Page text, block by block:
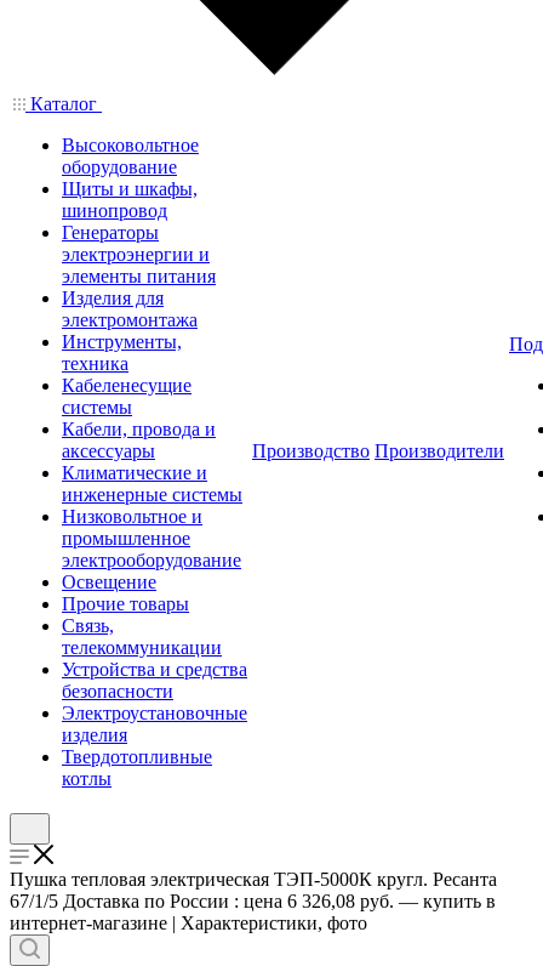
Каталог
Высоковольтное
оборудование
Щиты и шкафы,
шинопровод
Генераторы
электроэнергии и
элементы питания
Изделия для
электромонтажа
Инструменты,
техника
Кабеленесущие
системы
Кабели, провода и
аксессуары
Климатические и
инженерные системы
Низковольтное и
промышленное
электрооборудование
Освещение
Прочие товары
Связь,
телекоммуникации
Устройства и средства
безопасности
Электроустановочные
изделия
Твердотопливные
котлы
Производство Производители
Пушка тепловая электрическая ТЭП-5000К кругл. Ресанта
67/1/5 Доставка по России : цена 6 326,08 руб. — купить в
интернет-магазине | Характеристики, фото